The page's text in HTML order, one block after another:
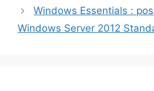
Windows Essentials :
Windows Server 2012